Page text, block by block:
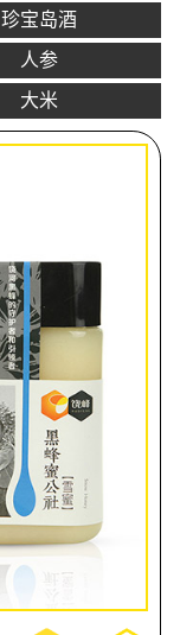
珍宝岛酒
人参
大米